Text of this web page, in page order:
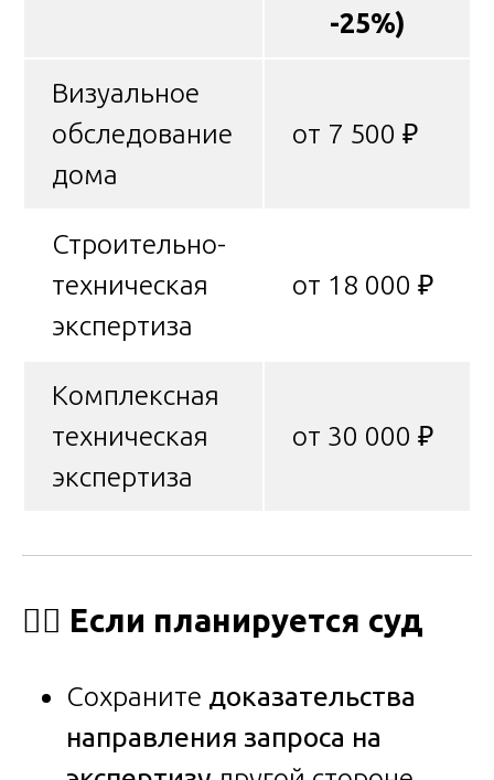
-25%)
Визуальное
обследование
дома
от 7 500 ₽
Строительно-
техническая
экспертиза
от 18 000 ₽
Комплексная
техническая
экспертиза
от 30 000 ₽
🧑‍⚖️ Если планируется суд
Сохраните доказательства
направления запроса на